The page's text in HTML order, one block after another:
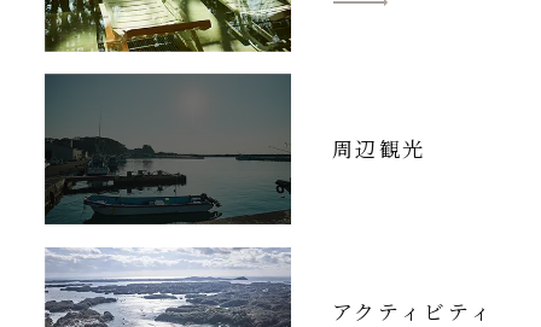
周辺観光
アクティビティ